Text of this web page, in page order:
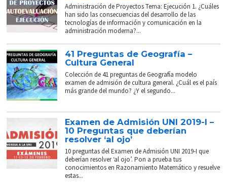
Administración de Proyectos Tema: Ejecución 1. ¿Cuáles
han sido las consecuencias del desarrollo de las
tecnologías de información y comunicación en la
administración moderna?...
41 Preguntas de Geografía –
Cultura General
Colección de 41 preguntas de Geografía modelo
examen de admisión de cultura general. ¿Cuál es el país
más grande del mundo? ¿Y el segundo...
Examen de Admisión UNI 2019-I –
10 Preguntas que deberían
resolver ‘al ojo’
10 preguntas del Examen de Admisión UNI 2019-I que
deberían resolver ‘al ojo’. Pon a prueba tus
conocimientos en Razonamiento Matemático y resuelve
estas...